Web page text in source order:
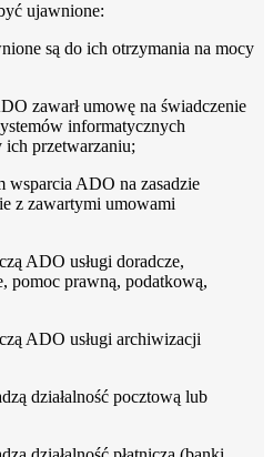
ujawnione:
są do ich otrzymania na mocy
zawarł umowę na świadczenie
informatycznych
przetwarzaniu;
wsparcia ADO na zasadzie
z zawartymi umowami
ADO usługi doradcze,
pomoc prawną, podatkową,
ADO usługi archiwizacji
działalność pocztową lub